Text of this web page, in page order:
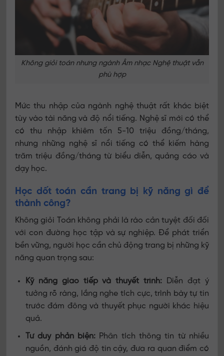
Không giỏi toán nhưng ngành Âm nhạc Nghệ thuật vẫn
phù hợp
Mức thu nhập của ngành nghệ thuật rất khác biệt
tùy vào tài năng và độ nổi tiếng. Nghệ sĩ mới có thể
có thu nhập khiêm tốn 5-10 triệu đồng/tháng,
nhưng những nghệ sĩ nổi tiếng có thể kiếm hàng
trăm triệu đồng/tháng từ biểu diễn, quảng cáo và
dạy học.
Học dốt toán cần trang bị kỹ năng gì để
thành công?
Không giỏi Toán không phải là rào cản tuyệt đối đối
với con đường học tập và sự nghiệp. Để phát triển
bền vững, người học cần chủ động trang bị những kỹ
năng quan trọng sau:
Kỹ năng giao tiếp và thuyết trình: Diễn đạt ý
tưởng rõ ràng, lắng nghe tích cực, trình bày tự tin
trước đám đông và thuyết phục người khác hiệu
quả.
Tư duy phản biện:Phân tích thông tin từ nhiều
nguồn, đánh giá độ tin cậy, đưa ra quan điểm có